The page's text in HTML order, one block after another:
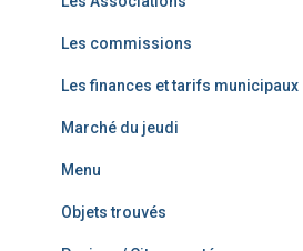
Les commissions
Les finances et tarifs municipaux
Marché du jeudi
Menu
Objets trouvés